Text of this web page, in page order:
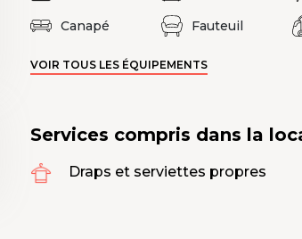
Canapé Fauteuil
VOIR TOUS LES ÉQUIPEMENTS
Services compris dans la
Draps et serviettes propres